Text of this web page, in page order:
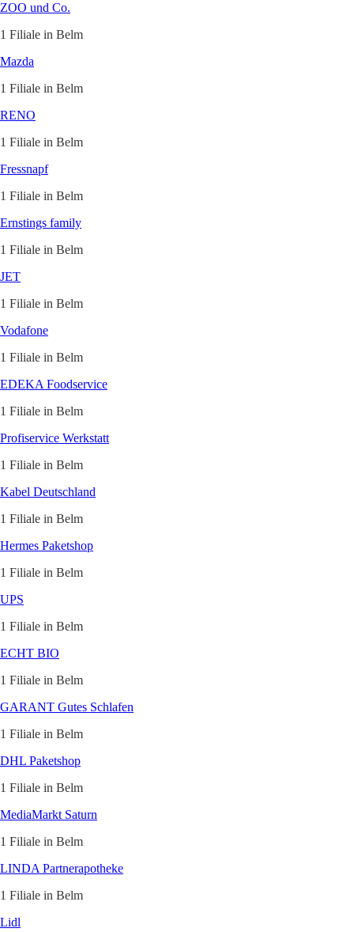
ZOO und Co.
1 Filiale in Belm
Mazda
1 Filiale in Belm
RENO
1 Filiale in Belm
Fressnapf
1 Filiale in Belm
Ernstings family
1 Filiale in Belm
JET
1 Filiale in Belm
Vodafone
1 Filiale in Belm
EDEKA Foodservice
1 Filiale in Belm
Profiservice Werkstatt
1 Filiale in Belm
Kabel Deutschland
1 Filiale in Belm
Hermes Paketshop
1 Filiale in Belm
UPS
1 Filiale in Belm
ECHT BIO
1 Filiale in Belm
GARANT Gutes Schlafen
1 Filiale in Belm
DHL Paketshop
1 Filiale in Belm
MediaMarkt Saturn
1 Filiale in Belm
LINDA Partnerapotheke
1 Filiale in Belm
Lidl